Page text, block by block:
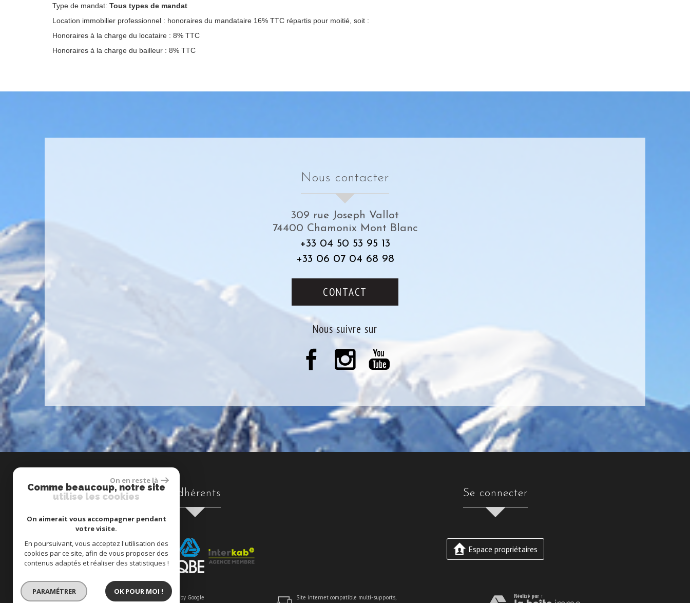
Type de mandat: Tous types de mandat
Location immobilier professionnel : honoraires du mandataire 16% TTC répartis pour moitié, soit :
Honoraires à la charge du locataire : 8% TTC
Honoraires à la charge du bailleur : 8% TTC
nous contacter
309 rue Joseph Vallot
74400 Chamonix Mont Blanc
+33 04 50 53 95 13
+33 06 07 04 68 98
CONTACT
nous suivre sur
adhérents se connecter
Espace propriétaires
© 2026 | Tous droits réservés | Traduction powered by Google
Site internet compatible multi-supports,
On en reste là
Comme beaucoup, notre site
utilise les cookies
On aimerait vous accompagner pendant
votre visite.
En poursuivant, vous acceptez l'utilisation des
cookies par ce site, afin de vous proposer des
contenus adaptés et réaliser des statistiques !
PARAMÉTRER OK POUR MOI !